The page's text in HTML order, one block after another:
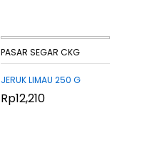
PASAR SEGAR CKG
JERUK LIMAU 250 G
Rp12,210
Rp12,210